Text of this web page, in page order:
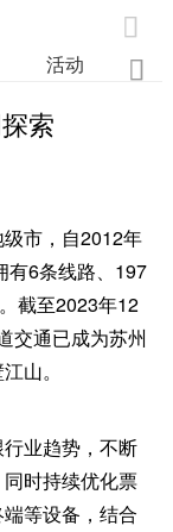

活动 业

索
市，自2012年
有6条线路、197
截至2023年12
交通已成为苏州
山。
业趋势，不断
时持续优化票
等设备，结合